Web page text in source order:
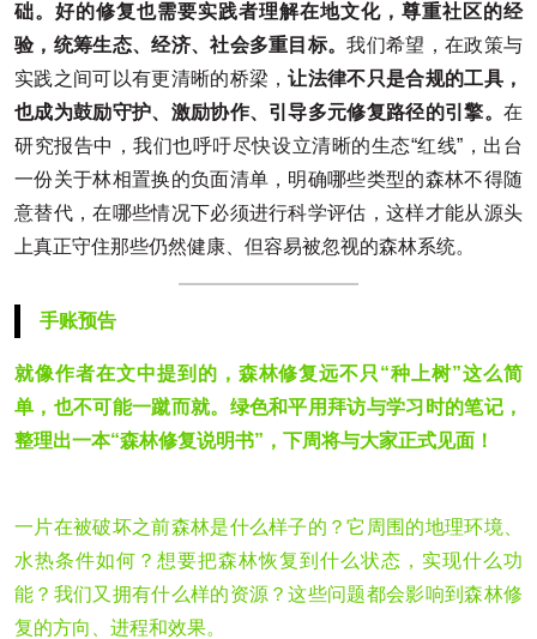
础。好的修复也需要实践者理解在地文化，尊重社区的经
验，统筹生态、经济、社会多重目标。我们希望，在政策与
实践之间可以有更清晰的桥梁，让法律不只是合规的工具，
也成为鼓励守护、激励协作、引导多元修复路径的引擎。 在
研究报告中，我们也呼吁尽快设立清晰的生态“红线”，出台
一份关于林相置换的负面清单，明确哪些类型的森林不得随
意替代，在哪些情况下必须进行科学评估，这样才能从源头
上真正守住那些仍然健康、但容易被忽视的森林系统。
手账预告
就像作者在文中提到的，森林修复远不只“种上树”这么简
单，也不可能一蹴而就。绿色和平用拜访与学习时的笔记，
整理出一本“森林修复说明书”，下周将与大家正式见面！
一片在被破坏之前森林是什么样子的？它周围的地理环境、
水热条件如何？想要把森林恢复到什么状态，实现什么功
能？我们又拥有什么样的资源？这些问题都会影响到森林修
复的方向、进程和效果。